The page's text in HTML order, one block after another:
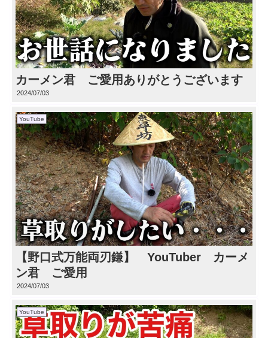
カーメン君 ご愛用ありがとうございます
2024/07/03
YouTube
【野口式万能両刃鎌】 YouTuber カーメ
ン君 ご愛用
2024/07/03
YouTube